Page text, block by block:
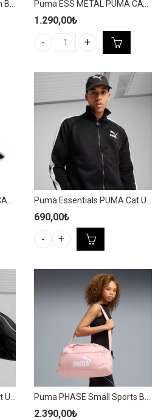
BB Cap Unisex Siyah Spor Şapka -
1.290,00₺
Puma ESS METAL PUMA CAT
BB Cap Unisex Gülkurusu Spor
690,00₺
Puma Essentials PUMA Cat
2.390,00₺